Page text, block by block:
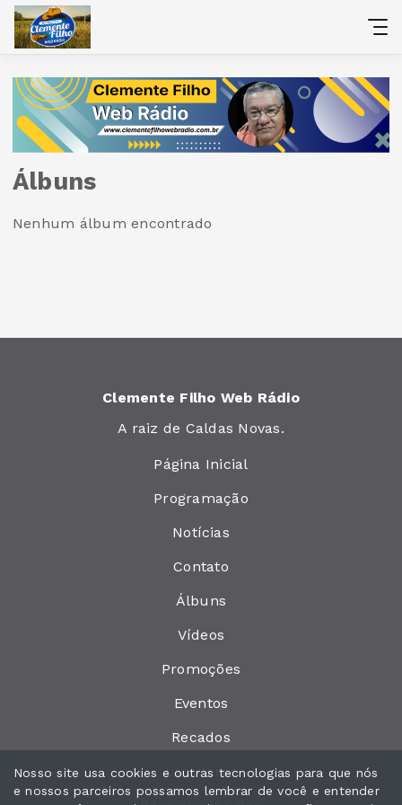
Álbuns
Nenhum álbum encontrado
Clemente Filho Web Rádio
A raiz de Caldas Novas.
Página Inicial
Programação
Notícias
Contato
Álbuns
Vídeos
Promoções
Eventos
Recados
Locutores
Nosso site usa cookies e outras tecnologias para que nós
e nossos parceiros possamos lembrar de você e entender